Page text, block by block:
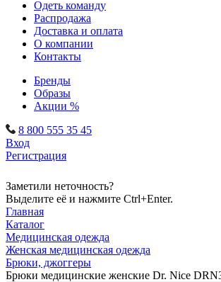
Одеть команду
Распродажа
Доставка и оплата
О компании
Контакты
Бренды
Образы
Акции %
8 800 555 35 45
Вход
Регистрация
Заметили неточность?
Выделите её и нажмите Ctrl+Enter.
Главная
Каталог
Медицинская одежда
Женская медицинская одежда
Брюки, джоггеры
Брюки медицинские женские Dr. Nice